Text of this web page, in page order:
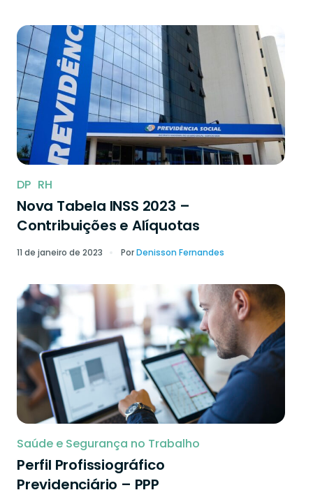
DP RH
Nova Tabela INSS 2023 –
Contribuições e Alíquotas
11 de janeiro de 2023 PorDenisson Fernandes
Saúde e Segurança no Trabalho
Perfil Profissiográfico
Previdenciário – PPP